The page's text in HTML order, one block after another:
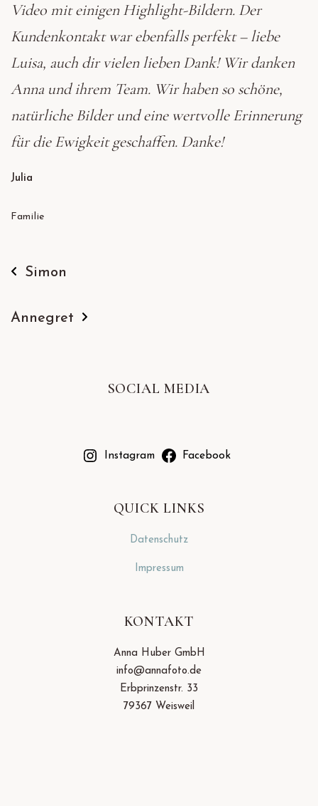
Video mit einigen Highlight-Bildern. Der
Kundenkontakt war ebenfalls perfekt – liebe
Luisa, auch dir vielen lieben Dank! Wir danken
Anna und ihrem Team. Wir haben so schöne,
natürliche Bilder und eine wertvolle Erinnerung
für die Ewigkeit geschaffen. Danke!
Julia
Familie
Simon
Annegret
SOCIAL MEDIA
Instagram Facebook
QUICK LINKS
Datenschutz
Impressum
KONTAKT
Anna Huber GmbH
info@annafoto.de
Erbprinzenstr. 33
79367 Weisweil